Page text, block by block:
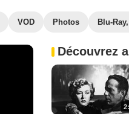
VOD Photos Blu-
Découvrez